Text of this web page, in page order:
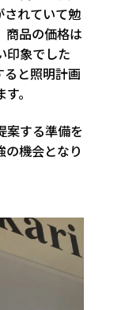
されていて勉
商品の価格は
印象でした
と照明計画
。
案する準備を
の機会となり